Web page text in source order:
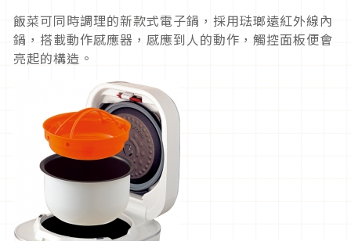
飯菜可同時調理的新款式電子鍋，採用琺瑯遠紅外線內
鍋，搭載動作感應器，感應到人的動作，觸控面板便會
亮起的構造。